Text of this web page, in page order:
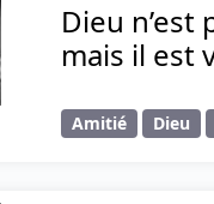
Dieu n’est
mais il est
Amitié Dieu